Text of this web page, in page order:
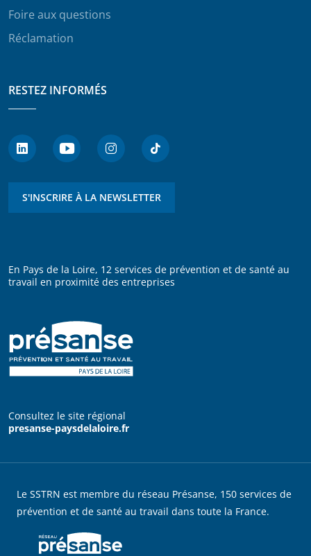
Foire aux questions
Réclamation
RESTEZ INFORMÉS
S'INSCRIRE À LA NEWSLETTER
En Pays de la Loire, 12 services de prévention et de santé au
travail en proximité des entreprises
Consultez le site régional
presanse-paysdelaloire.fr
Le SSTRN est membre du réseau Présanse, 150 services de
prévention et de santé au travail dans toute la France.